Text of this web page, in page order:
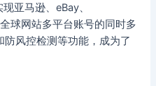
亚马逊、eBay、
球网站多平台账号的同时多
风控检测等功能，成为了